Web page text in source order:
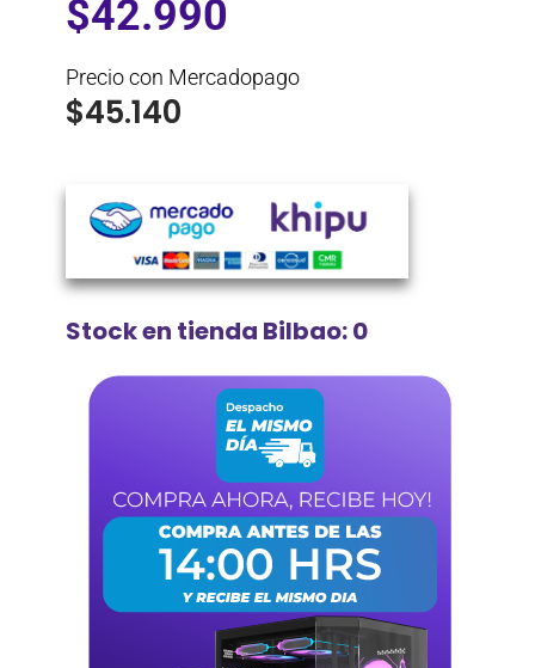
$42.990
Precio con Mercadopago
$45.140
Stock en tienda Bilbao: 0